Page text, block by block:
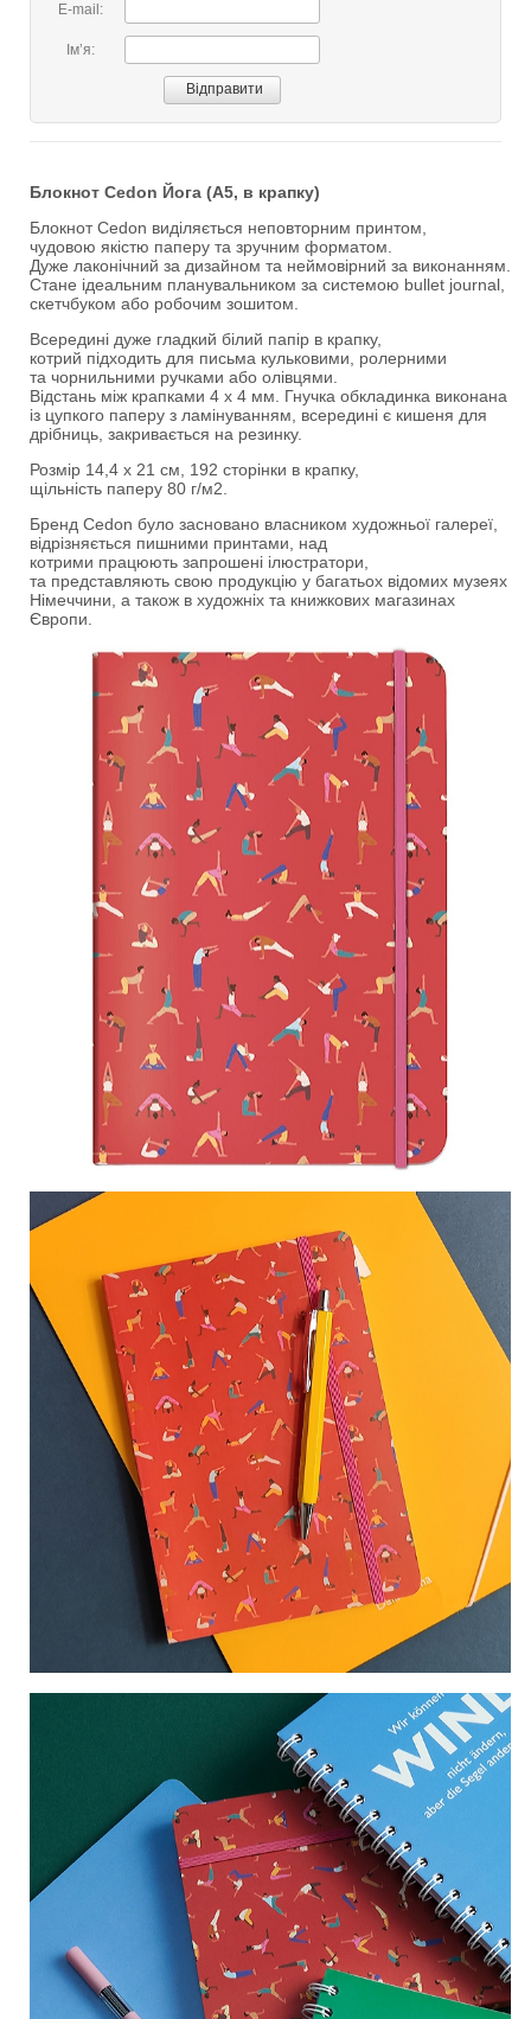
E-mail:
Імʼя:
Блокнот Cedon Йога (А5, в крапку)
Блокнот Cedon виділяється неповторним принтом,
чудовою якістю паперу та зручним форматом.
Дуже лаконічний за дизайном та неймовірний за виконанням.
Стане ідеальним планувальником за системою bullet journal,
скетчбуком або робочим зошитом.
Всередині дуже гладкий білий папір в крапку,
котрий підходить для письма кульковими, ролерними
та чорнильними ручками або олівцями.
Відстань між крапками 4 х 4 мм. Гнучка обкладинка виконана
із цупкого паперу з ламінуванням, всередині є кишеня для
дрібниць, закривається на резинку.
Розмір 14,4 x 21 см, 192 сторінки в крапку,
щільність паперу 80 г/м2.
Бренд Cedon було засновано власником художньої галереї,
відрізняється пишними принтами, над
котрими працюють запрошені ілюстратори,
та представляють свою продукцію у багатьох відомих музеях
Німеччини, а також в художніх та книжкових магазинах
Європи.